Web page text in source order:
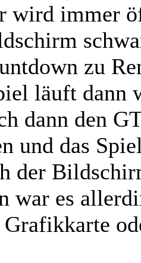
wird immer
zu
läuft dann
dann den
und das
der
war es
Grafikkarte